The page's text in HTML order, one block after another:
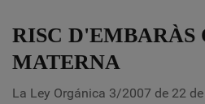
RISC
MATERNA
La Ley Orgánica 3/2007 de 22